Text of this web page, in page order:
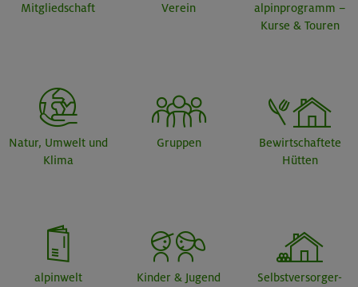
Mitgliedschaft Verein
alpinprogramm –
Kurse & Touren
Natur, Umwelt und
Klima
Gruppen
Bewirtschaftete
Hütten
alpinwelt Kinder & Jugend
Selbstversorger-